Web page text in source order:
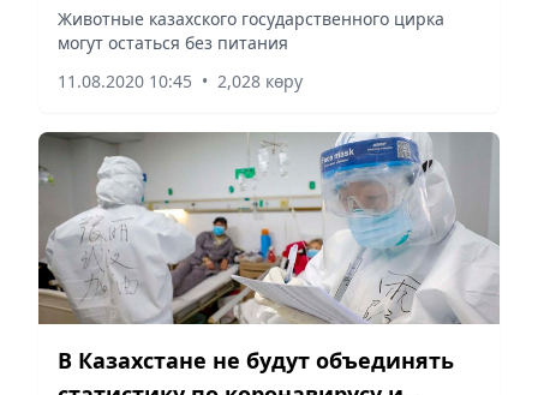
Животные казахского государственного цирка
могут остаться без питания
11.08.2020 10:45 • 2,028 көру
В Казахстане не будут объединять